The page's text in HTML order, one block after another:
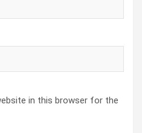
in this browser for the